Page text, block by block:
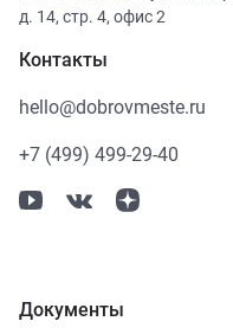
д. 14, стр. 4, офис 2
Контакты
hello@dobrovmeste.ru
+7 (499) 499-29-40
Документы